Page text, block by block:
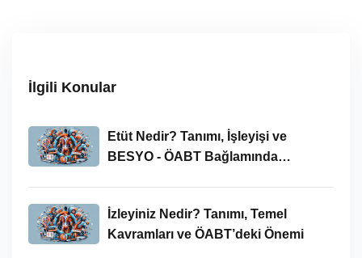
İlgili Konular
Etüt Nedir? Tanımı, İşleyişi ve
BESYO - ÖABT Bağlamında
İzleyiniz Nedir? Tanımı, Temel
Kavramları ve ÖABT’deki Önemi